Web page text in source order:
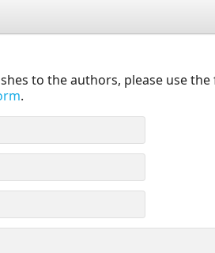
to the authors, please use
.